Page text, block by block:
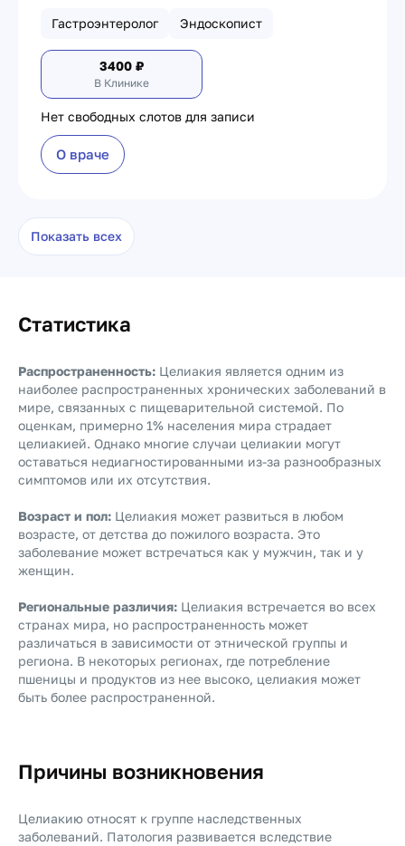
Гастроэнтеролог Эндоскопист
3400 ₽
В Клинике
Нет свободных слотов для записи
О враче
Показать всех
Статистика
Распространенность: Целиакия является одним из
наиболее распространенных хронических заболеваний в
мире, связанных с пищеварительной системой. По
оценкам, примерно 1% населения мира страдает
целиакией. Однако многие случаи целиакии могут
оставаться недиагностированными из-за разнообразных
симптомов или их отсутствия.
Возраст и пол: Целиакия может развиться в любом
возрасте, от детства до пожилого возраста. Это
заболевание может встречаться как у мужчин, так и у
женщин.
Региональные различия: Целиакия встречается во всех
странах мира, но распространенность может
различаться в зависимости от этнической группы и
региона. В некоторых регионах, где потребление
пшеницы и продуктов из нее высоко, целиакия может
быть более распространенной.
Причины возникновения
Целиакию относят к группе наследственных
заболеваний. Патология развивается вследствие